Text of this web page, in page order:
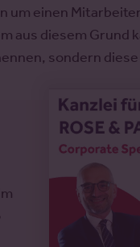
einen
diesem Grund
sondern